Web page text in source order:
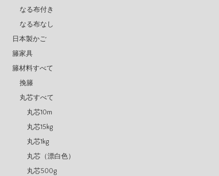
なる布付き
なる布なし
日本製かご
籐家具
籐材料すべて
挽籐
丸芯すべて
丸芯10m
丸芯15kg
丸芯1kg
丸芯（漂白色）
丸芯500g